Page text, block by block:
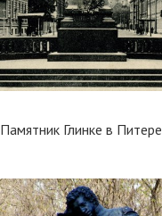
Памятник Глинке в Питере